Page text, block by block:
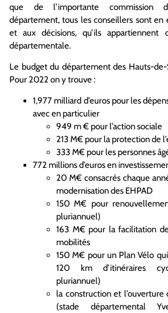
que de l’importante commission
département, tous les conseillers sont en
et aux décisions, qu’ils
départementale.
Le budget du département des Hauts-
Pour 2022 on y trouve :
1,977 milliard d’euros pour les
avec en particulier
949 m € pour l’action sociale
213 M€ pour la protection de
333 M€ pour les personnes
772 millions d’euros en
20 M€ consacrés chaque
modernisation des EHPAD
150 M€ pour
pluriannuel)
163 M€ pour la facilitation
mobilités
150 M€ pour un Plan Vélo
120 km d’itinéraires
pluriannuel)
la construction et l’ouverture
(stade départemental